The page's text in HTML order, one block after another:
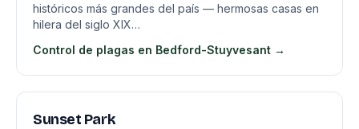
históricos más grandes del país — hermosas casas en
hilera del siglo XIX…
Control de plagas en Bedford-Stuyvesant →
Sunset Park